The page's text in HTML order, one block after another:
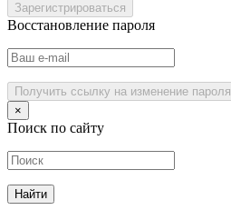
Зарегистрироваться
Восстановление пароля
Получить ссылку на изменение пароля
×
Поиск по сайту